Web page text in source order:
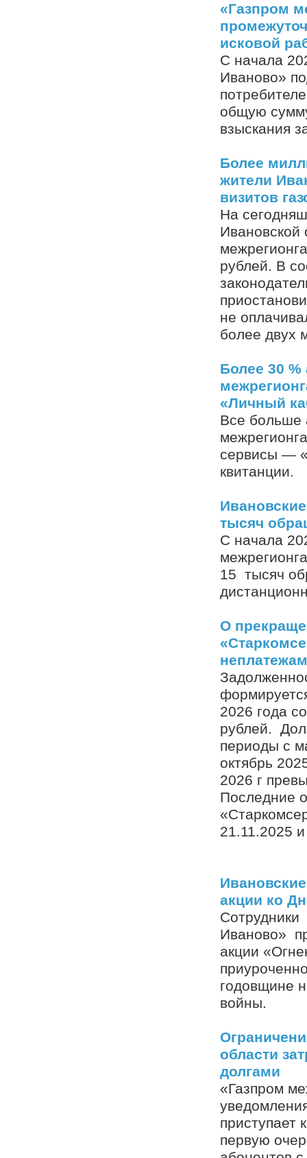
«Газпром
исковой
С начала
Иваново»
общую
взыскания
Более
жители
визитов
На
Ивановской
рублей. В
не
более двух
Более 30
«Личный
Все больше
сервисы —
квитанции.
тысяч
С начала
15 тысяч
О
2026 года
рублей.
периоды с
октябрь
2026 г
Последние
21.11.2025
акции ко
Сотрудники
Иваново»
акции
годовщине
войны.
области
долгами
«Газпром
приступает
первую